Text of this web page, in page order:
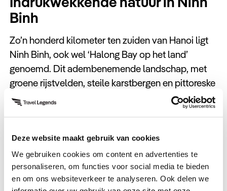
Deze website maakt gebruik van cookies
We gebruiken cookies om content en advertenties te
personaliseren, om functies voor social media te bieden
en om ons websiteverkeer te analyseren. Ook delen we
Binh
Zo’n honderd kilometer ten zuiden van Hanoi ligt
Ninh Binh, ook wel ‘Halong Bay op het land’
genoemd. Dit adembenemende landschap, met
groene rijstvelden, steile karstbergen en pittoreske
dorpjes, ontdek je het best per fiets. Voor een
onvergetelijke ervaring maak je een boottocht
sampan, omringd door imposante rotsen en
rustige wateren.